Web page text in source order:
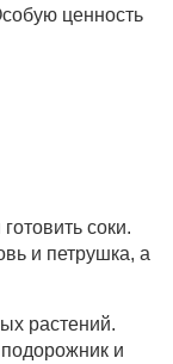
ценность
соки.
и петрушка, а
растений.
и